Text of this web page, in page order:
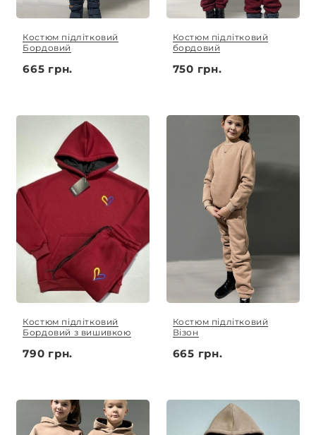
Костюм підлітковий
Бордовий
665 грн.
Костюм підлітковий
бордовий
750 грн.
Костюм підлітковий
Бордовий з вишивкою
790 грн.
Костюм підлітковий
Візон
665 грн.